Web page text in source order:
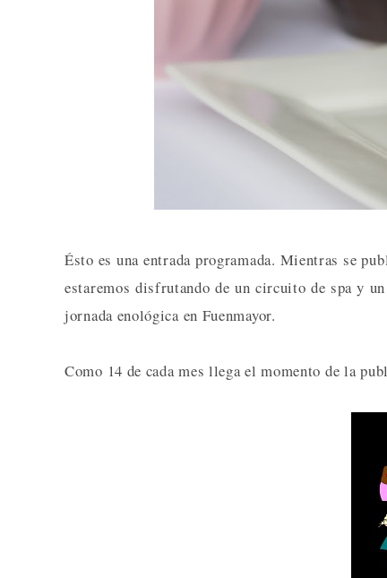
Ésto es una entrada programada. Mientras se
estaremos disfrutando de un circuito de spa y
jornada enológica en Fuenmayor.
Como 14 de cada mes llega el momento de la